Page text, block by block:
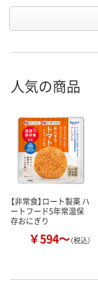
人気の商品
【非常食】ロート製薬 ハ
ートフード5年常温保
存おにぎり
￥594～（税込）